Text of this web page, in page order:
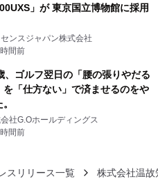
」が 東京国立博物館に採用
ンスジャパン株式会社
間前
、ゴルフ翌日の「腰の張りやだる
を「仕方ない」で済ませるのをや
社G.Oホールディングス
間前
スリリース一覧 株式会社温故